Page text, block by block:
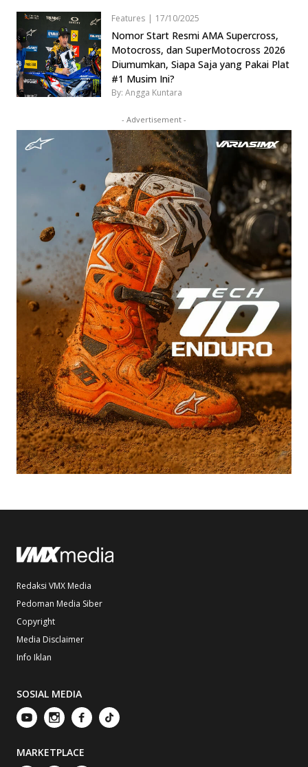
Features | 17/10/2025
Nomor Start Resmi AMA Supercross,
Motocross, dan SuperMotocross 2026
Diumumkan, Siapa Saja yang Pakai Plat
#1 Musim Ini?
By: Angga Kuntara
- Advertisement -
Redaksi VMX Media
Pedoman Media Siber
Copyright
Media Disclaimer
Info Iklan
SOSIAL MEDIA
MARKETPLACE